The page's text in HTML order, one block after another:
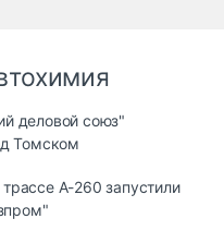
деловой союз"
Томском
А-260 запустили